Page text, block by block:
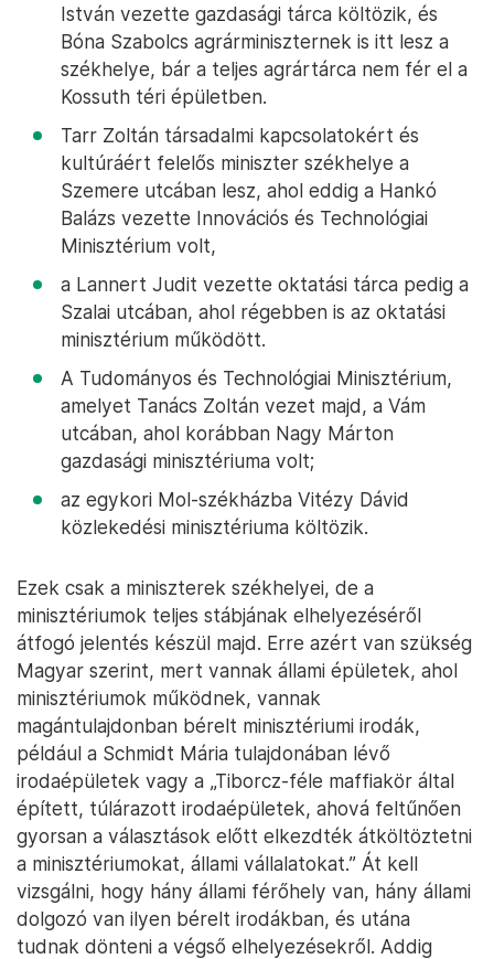
István vezette gazdasági tárca költözik, és
Bóna Szabolcs agrárminiszternek is itt lesz a
székhelye, bár a teljes agrártárca nem fér el a
Kossuth téri épületben.
Tarr Zoltán társadalmi kapcsolatokért és
kultúráért felelős miniszter székhelye a
Szemere utcában lesz, ahol eddig a Hankó
Balázs vezette Innovációs és Technológiai
Minisztérium volt,
a Lannert Judit vezette oktatási tárca pedig a
Szalai utcában, ahol régebben is az oktatási
minisztérium működött.
A Tudományos és Technológiai Minisztérium,
amelyet Tanács Zoltán vezet majd, a Vám
utcában, ahol korábban Nagy Márton
gazdasági minisztériuma volt;
az egykori Mol-székházba Vitézy Dávid
közlekedési minisztériuma költözik.
Ezek csak a miniszterek székhelyei, de a
minisztériumok teljes stábjának elhelyezéséről
átfogó jelentés készül majd. Erre azért van szükség
Magyar szerint, mert vannak állami épületek, ahol
minisztériumok működnek, vannak
magántulajdonban bérelt minisztériumi irodák,
például a Schmidt Mária tulajdonában lévő
irodaépületek vagy a „Tiborcz-féle maffiakör által
épített, túlárazott irodaépületek, ahová feltűnően
gyorsan a választások előtt elkezdték átköltöztetni
a minisztériumokat, állami vállalatokat.” Át kell
vizsgálni, hogy hány állami férőhely van, hány állami
dolgozó van ilyen bérelt irodákban, és utána
tudnak dönteni a végső elhelyezésekről. Addig